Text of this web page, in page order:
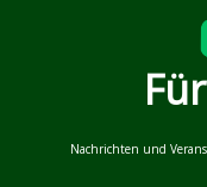
Nachrichten und